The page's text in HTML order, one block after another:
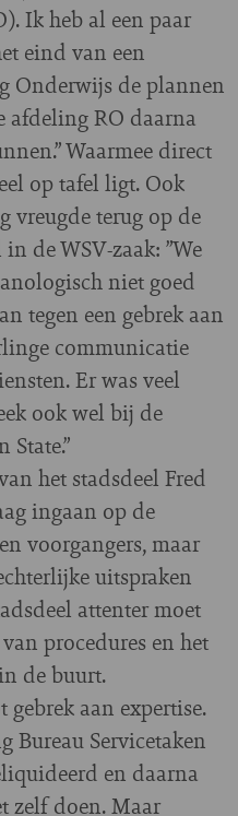
Ik heb al een paar
eind van een
Onderwijs de plannen
afdeling RO daarna
Waarmee direct
op tafel ligt. Ook
vreugde terug op de
de WSV-zaak: ”We
niet goed
tegen een gebrek aan
communicatie
Er was veel
ook wel bij de
het stadsdeel Fred
ingaan op de
voorgangers, maar
uitspraken
attenter moet
procedures en het
de buurt.
gebrek aan expertise.
Bureau Servicetaken
en daarna
zelf doen. Maar